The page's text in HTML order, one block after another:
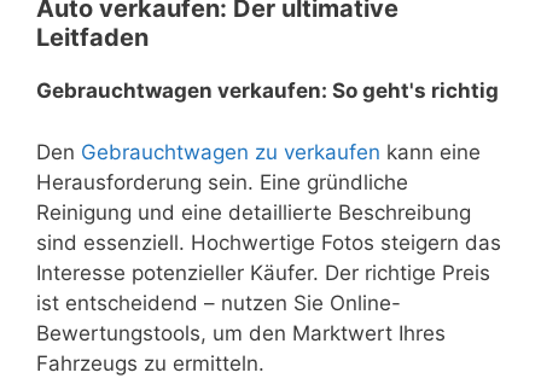
Auto verkaufen: Der ultimative
Leitfaden
Gebrauchtwagen verkaufen: So geht's richtig
Den Gebrauchtwagen zu verkaufen kann eine
Herausforderung sein. Eine gründliche
Reinigung und eine detaillierte Beschreibung
sind essenziell. Hochwertige Fotos steigern das
Interesse potenzieller Käufer. Der richtige Preis
ist entscheidend – nutzen Sie Online-
Bewertungstools, um den Marktwert Ihres
Fahrzeugs zu ermitteln.